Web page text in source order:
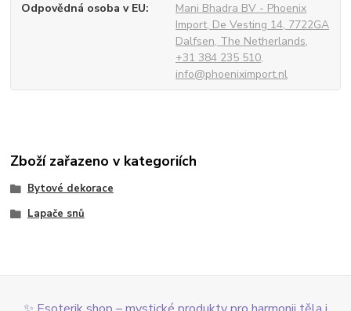
Odpovědná osoba v EU
Mani Bhadra BV - Phoenix
Import, De Vesting 14, 7722GA
Dalfsen, The Netherlands,
+31 384 235 510,
info@phoeniximport.nl
Zboží zařazeno v kategoriích
Bytové dekorace
Lapače snů